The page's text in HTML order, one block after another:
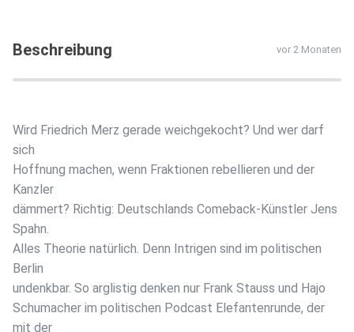
Beschreibung vor 2 Monaten
Wird Friedrich Merz gerade weichgekocht? Und wer darf
sich
Hoffnung machen, wenn Fraktionen rebellieren und der
Kanzler
dämmert? Richtig: Deutschlands Comeback-Künstler Jens
Spahn.
Alles Theorie natürlich. Denn Intrigen sind im politischen
Berlin
undenkbar. So arglistig denken nur Frank Stauss und Hajo
Schumacher im politischen Podcast Elefantenrunde, der
mit der